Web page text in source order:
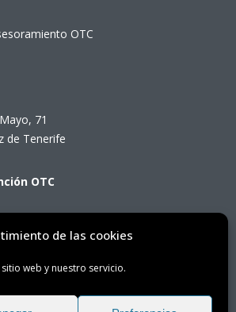
de las cookies
web y nuestro servicio.
OTC
71
de Tenerife
OTC
previa)